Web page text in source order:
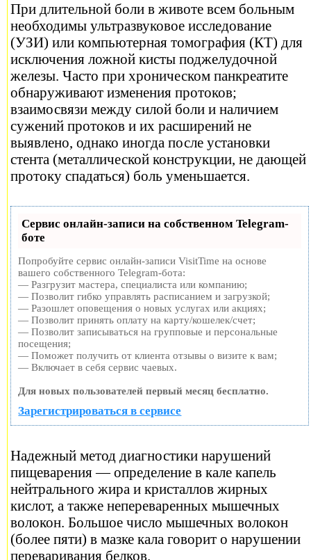
При длительной боли в животе всем больным
необходимы ультразвуковое исследование
(УЗИ) или компьютерная томография (КТ) для
исключения ложной кисты поджелудочной
железы. Часто при хроническом панкреатите
обнаруживают изменения протоков;
взаимосвязи между силой боли и наличием
сужений протоков и их расширений не
выявлено, однако иногда после установки
стента (металлической конструкции, не дающей
протоку спадаться) боль уменьшается.
Сервис онлайн-записи на собственном Telegram-
боте
Попробуйте сервис онлайн-записи VisitTime на основе
вашего собственного Telegram-бота:
— Разгрузит мастера, специалиста или компанию;
— Позволит гибко управлять расписанием и загрузкой;
— Разошлет оповещения о новых услугах или акциях;
— Позволит принять оплату на карту/кошелек/счет;
— Позволит записываться на групповые и персональные
посещения;
— Поможет получить от клиента отзывы о визите к вам;
— Включает в себя сервис чаевых.
Для новых пользователей первый месяц бесплатно.
Зарегистрироваться в сервисе
Надежный метод диагностики нарушений
пищеварения — определение в кале капель
нейтрального жира и кристаллов жирных
кислот, а также непереваренных мышечных
волокон. Большое число мышечных волокон
(более пяти) в мазке кала говорит о нарушении
переваривания белков.